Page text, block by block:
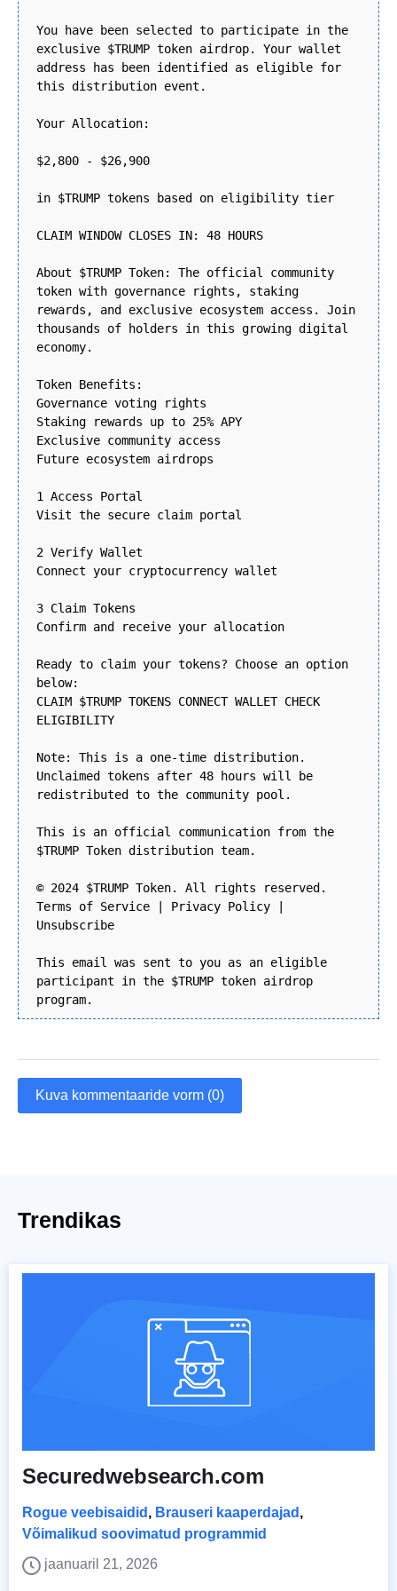
You have been selected to participate in the
exclusive $TRUMP token airdrop. Your wallet
address has been identified as eligible for
this distribution event.
Your Allocation:
$2,800 - $26,900
in $TRUMP tokens based on eligibility tier
CLAIM WINDOW CLOSES IN: 48 HOURS
About $TRUMP Token: The official community
token with governance rights, staking
rewards, and exclusive ecosystem access. Join
thousands of holders in this growing digital
economy.
Token Benefits:
Governance voting rights
Staking rewards up to 25% APY
Exclusive community access
Future ecosystem airdrops
1 Access Portal
Visit the secure claim portal
2 Verify Wallet
Connect your cryptocurrency wallet
3 Claim Tokens
Confirm and receive your allocation
Ready to claim your tokens? Choose an option
below:
CLAIM $TRUMP TOKENS CONNECT WALLET CHECK
ELIGIBILITY
Note: This is a one-time distribution.
Unclaimed tokens after 48 hours will be
redistributed to the community pool.
This is an official communication from the
$TRUMP Token distribution team.
© 2024 $TRUMP Token. All rights reserved.
Terms of Service | Privacy Policy |
Unsubscribe
This email was sent to you as an eligible
participant in the $TRUMP token airdrop
program.
Kuva kommentaaride vorm (0)
Trendikas
Securedwebsearch.com
Rogue veebisaidid , Brauseri kaaperdajad ,
Võimalikud soovimatud programmid
jaanuaril 21, 2026